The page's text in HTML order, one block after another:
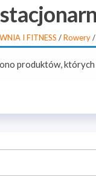
I FITNESS /Rowery/
produktów, których